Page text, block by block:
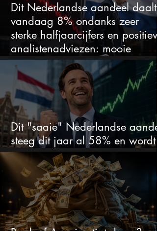
Dit Nederlandse aandeel daalt
vandaag 8% ondanks zeer
sterke halfjaarcijfers en positieve
analistenadviezen: mooie
koopkans?
Dit "saaie" Nederlandse
steeg dit jaar al 58% en wordt
volgens analisten onderschat